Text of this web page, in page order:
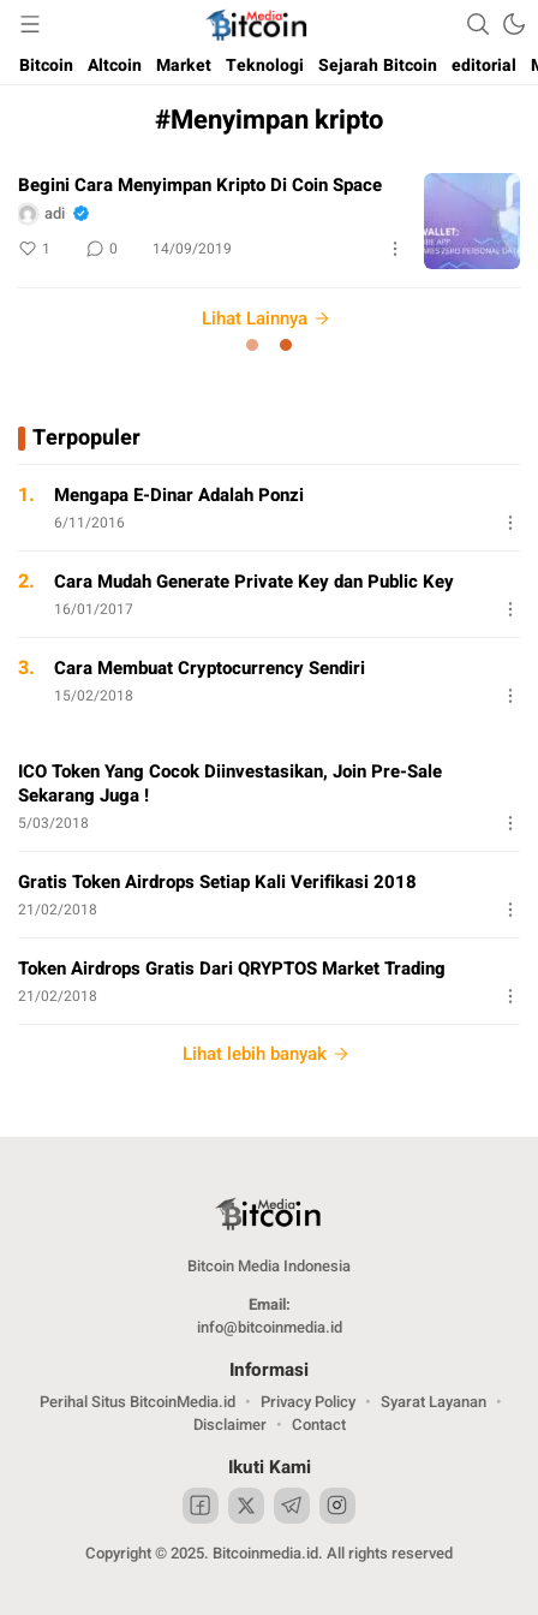
Bitcoin Media Indonesia
Media Bitcoin dan Cryptocurrency, dan Blockchain di Indonesia
Bitcoin Altcoin Market Teknologi Sejarah Bitcoin editorial
#Menyimpan kripto
Begini Cara Menyimpan Kripto Di Coin Space
adi
1 0 14/09/2019
Lihat Lainnya
Terpopuler
1. Mengapa E-Dinar Adalah Ponzi
6/11/2016
2. Cara Mudah Generate Private Key dan Public Key
16/01/2017
3. Cara Membuat Cryptocurrency Sendiri
15/02/2018
ICO Token Yang Cocok Diinvestasikan, Join Pre-Sale
Sekarang Juga !
5/03/2018
Gratis Token Airdrops Setiap Kali Verifikasi 2018
21/02/2018
Token Airdrops Gratis Dari QRYPTOS Market Trading
21/02/2018
Lihat lebih banyak
Bitcoin Media Indonesia
Email:
info@bitcoinmedia.id
Informasi
Perihal Situs BitcoinMedia.id Privacy Policy
Syarat Layanan
Disclaimer
Contact
Ikuti Kami
Copyright © 2025. Bitcoinmedia.id. All rights reserved